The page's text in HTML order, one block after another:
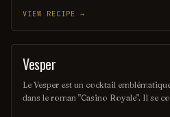
avec des glaçons et souvent garni
citron, il évoque une ambiance festive
VIEW RECIPE →
COCKTAIL
Vesper
Le Vesper est un cocktail
dans le roman "Casino Royale". Il se